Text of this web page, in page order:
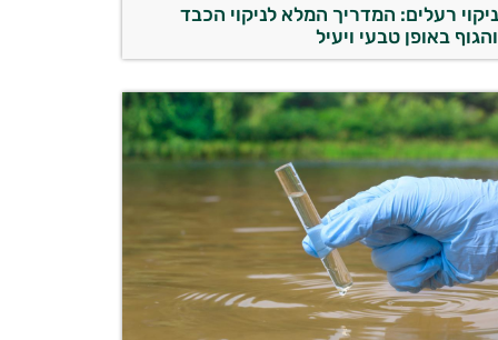
ניקוי רעלים: המדריך המלא לניקוי הכבד
והגוף באופן טבעי ויעיל